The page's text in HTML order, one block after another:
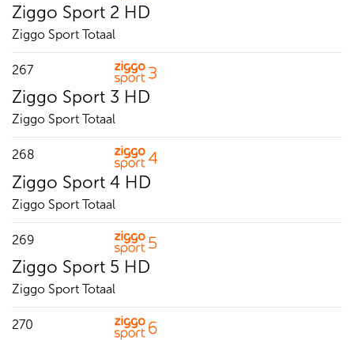
Ziggo Sport 2 HD
Ziggo Sport Totaal
267
Ziggo Sport 3 HD
Ziggo Sport Totaal
268
Ziggo Sport 4 HD
Ziggo Sport Totaal
269
Ziggo Sport 5 HD
Ziggo Sport Totaal
270